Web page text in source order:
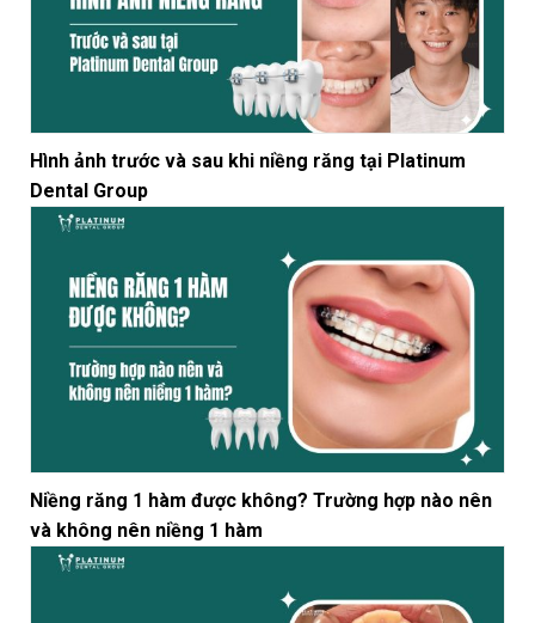
Hình ảnh trước và sau khi niềng răng tại Platinum
Dental Group
Niềng răng 1 hàm được không? Trường hợp nào nên
và không nên niềng 1 hàm